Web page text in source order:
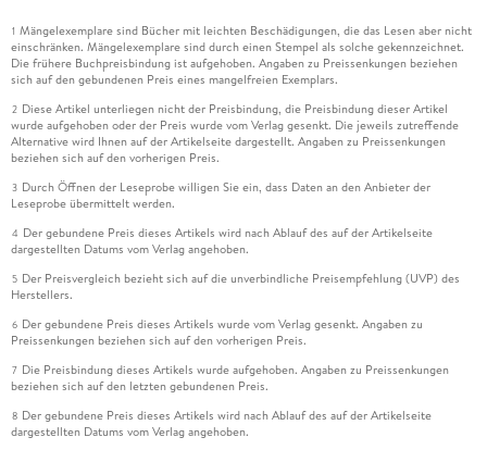
1 Mängelexemplare sind Bücher mit leichten Beschädigungen, die das Lesen aber nicht
einschränken. Mängelexemplare sind durch einen Stempel als solche gekennzeichnet.
Die frühere Buchpreisbindung ist aufgehoben. Angaben zu Preissenkungen beziehen
sich auf den gebundenen Preis eines mangelfreien Exemplars.
2 Diese Artikel unterliegen nicht der Preisbindung, die Preisbindung dieser Artikel
wurde aufgehoben oder der Preis wurde vom Verlag gesenkt. Die jeweils zutreffende
Alternative wird Ihnen auf der Artikelseite dargestellt. Angaben zu Preissenkungen
beziehen sich auf den vorherigen Preis.
3 Durch Öffnen der Leseprobe willigen Sie ein, dass Daten an den Anbieter der
Leseprobe übermittelt werden.
4 Der gebundene Preis dieses Artikels wird nach Ablauf des auf der Artikelseite
dargestellten Datums vom Verlag angehoben.
5 Der Preisvergleich bezieht sich auf die unverbindliche Preisempfehlung (UVP) des
Herstellers.
6 Der gebundene Preis dieses Artikels wurde vom Verlag gesenkt. Angaben zu
Preissenkungen beziehen sich auf den vorherigen Preis.
7 Die Preisbindung dieses Artikels wurde aufgehoben. Angaben zu Preissenkungen
beziehen sich auf den letzten gebundenen Preis.
8 Der gebundene Preis dieses Artikels wird nach Ablauf des auf der Artikelseite
dargestellten Datums vom Verlag angehoben.